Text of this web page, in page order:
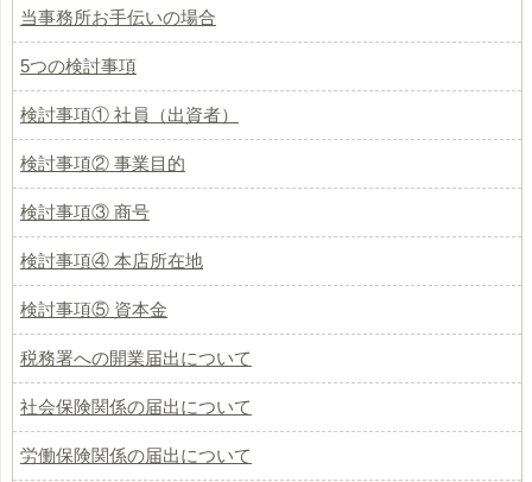
当事務所お手伝いの場合
5つの検討事項
検討事項① 社員（出資者）
検討事項② 事業目的
検討事項③ 商号
検討事項④ 本店所在地
検討事項⑤ 資本金
税務署への開業届出について
社会保険関係の届出について
労働保険関係の届出について